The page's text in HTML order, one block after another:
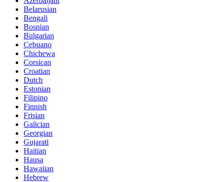
Belarusian
Bengali
Bosnian
Bulgarian
Cebuano
Chichewa
Corsican
Croatian
Dutch
Estonian
Filipino
Finnish
Frisian
Galician
Georgian
Gujarati
Haitian
Hausa
Hawaiian
Hebrew